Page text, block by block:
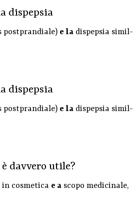
dispepsia
postprandiale) e la dispepsia simil-
dispepsia
postprandiale) e la dispepsia simil-
davvero utile?
cosmetica e a scopo medicinale,